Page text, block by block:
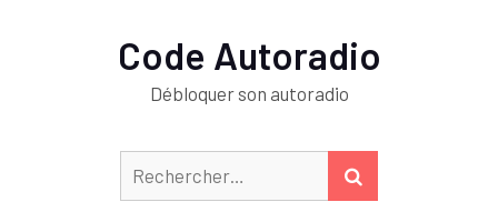
Code Autoradio
Débloquer son autoradio